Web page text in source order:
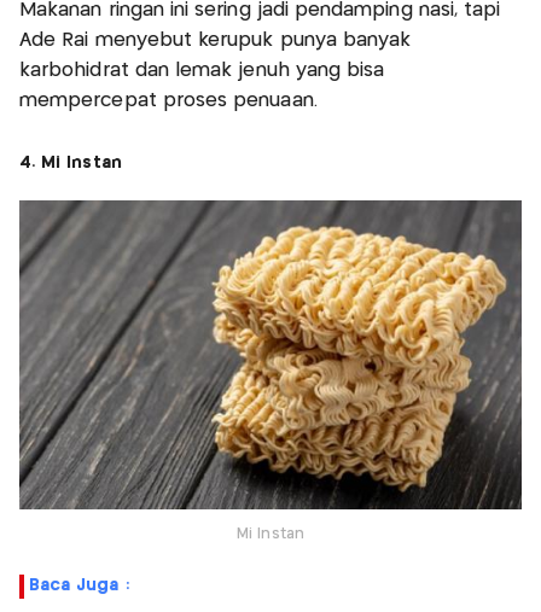
Makanan ringan ini sering jadi pendamping nasi, tapi
Ade Rai menyebut kerupuk punya banyak
karbohidrat dan lemak jenuh yang bisa
mempercepat proses penuaan.
4. Mi Instan
Mi Instan
Baca Juga :